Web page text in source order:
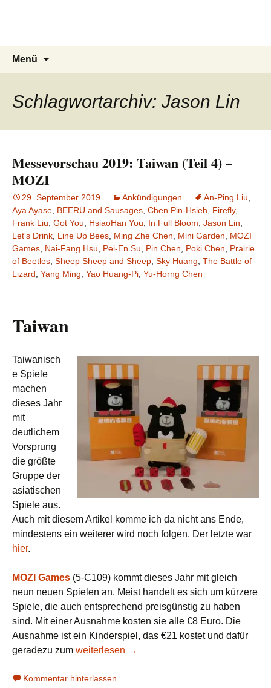
Menü
Schlagwortarchiv: Jason Lin
Messevorschau 2019: Taiwan (Teil 4) –
MOZI
29. September 2019 Ankündigungen An-Ping Liu
Aya Ayase BEERU and Sausages Chen Pin-Hsieh Firefly,
Frank Liu Got You HsiaoHan You In Full Bloom Jason Lin
Let's Drink Line Up Bees Ming Zhe Chen Mini Garden
MOZI
Games Nai-Fang Hsu Pei-En Su Pin Chen Poki Chen
Prairie
of Beetles Sheep Sheep and Sheep Sky Huang The Battle of
Lizard Yang Ming Yao Huang-Pi Yu-Horng Chen
Taiwan
Taiwanisch
e Spiele
machen
dieses Jahr
mit
deutlichem
Vorsprung
die größte
Gruppe der
asiatischen
Spiele aus.
Auch mit diesem Artikel komme ich da nicht ans Ende,
mindestens ein weiterer wird noch folgen. Der letzte war
hier.
MOZI Games (5-C109) kommt dieses Jahr mit gleich
neun neuen Spielen an. Meist handelt es sich um kürzere
Spiele, die auch entsprechend preisgünstig zu haben
sind. Mit einer Ausnahme kosten sie alle €8 Euro. Die
Ausnahme ist ein Kinderspiel, das €21 kostet und dafür
geradezu zum Messevorschau 2019: Taiwan (Teil 4) – MOZI
weiterlesen →
Kommentar hinterlassen